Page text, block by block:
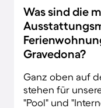
Was sind die
Gravedona?
Ganz oben auf
stehen für
"Pool" und